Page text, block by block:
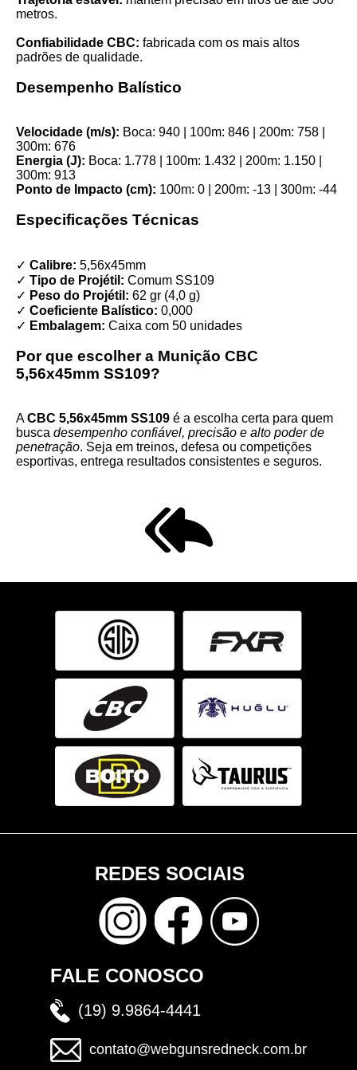
metros.
Confiabilidade CBC: fabricada com os mais altos
padrões de qualidade.
Desempenho Balístico
Velocidade (m/s): Boca: 940 | 100m: 846 | 200m: 758 |
300m: 676
Energia (J): Boca: 1.778 | 100m: 1.432 | 200m: 1.150 |
300m: 913
Ponto de Impacto (cm): 100m: 0 | 200m: -13 | 300m: -44
Especificações Técnicas
✓ Calibre: 5,56x45mm
✓ Tipo de Projétil: Comum SS109
✓ Peso do Projétil: 62 gr (4,0 g)
✓ Coeficiente Balístico: 0,000
✓ Embalagem: Caixa com 50 unidades
Por que escolher a Munição CBC
5,56x45mm SS109?
ACBC 5,56x45mm SS109 é a escolha certa para quem
busca desempenho confiável, precisão e alto poder de
penetração. Seja em treinos, defesa ou competições
esportivas, entrega resultados consistentes e seguros.
REDES SOCIAIS
FALE CONOSCO
(19) 9.9864-4441
contato@webgunsredneck.com.br